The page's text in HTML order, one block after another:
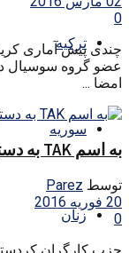
ترکیه
سوریه
زنان
0
چندی پیش آماری
عضو گروه سوسیال
امضا ...
به اسم TAK به دستور PKK
توسط Parez
20 فوریه 2016
0